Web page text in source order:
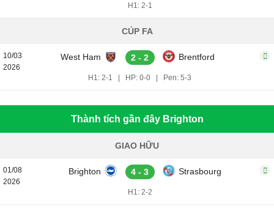
H1: 2-1
CÚP FA
10/03
2026
West Ham 2 - 2 Brentford
H1: 2-1 HP: 0-0 Pen: 5-3
Thành tích gần đây Brighton
GIAO HỮU
01/08
2026
Brighton 4 - 3 Strasbourg
H1: 2-2